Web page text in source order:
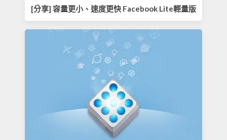
[分享] 容量更小、速度更快 Facebook Lite輕量版